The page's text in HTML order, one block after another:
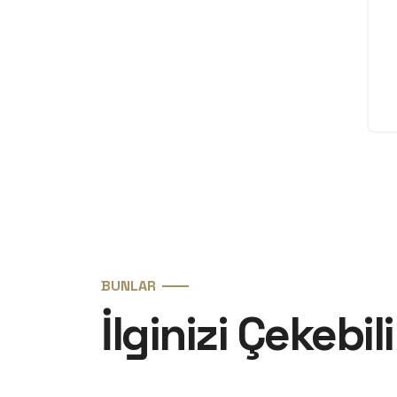
BUNLAR
İlginizi